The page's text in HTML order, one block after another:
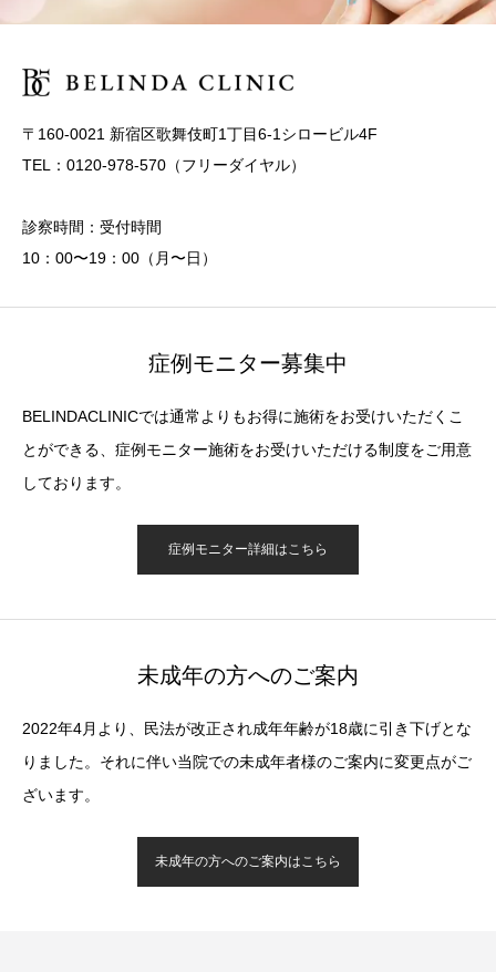
〒160-0021 新宿区歌舞伎町1丁目6-1シロービル4F
TEL：0120-978-570（フリーダイヤル）
診察時間：受付時間
10：00〜19：00（月〜日）
症例モニター募集中
BELINDACLINICでは通常よりもお得に施術をお受けいただくこ
とができる、症例モニター施術をお受けいただける制度をご用意
しております。
症例モニター詳細はこちら
未成年の方へのご案内
2022年4月より、民法が改正され成年年齢が18歳に引き下げとな
りました。それに伴い当院での未成年者様のご案内に変更点がご
ざいます。
未成年の方へのご案内はこちら